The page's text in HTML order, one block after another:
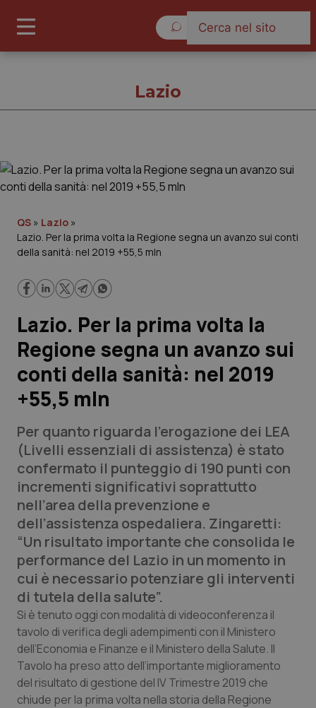
Governo e Parlamento
Regioni e Asl
Lavoro e Professioni
Scienza e Farmaci
Studi e Analisi
Lettere al direttore
Edizioni Regionali
QS Pro
Professionisti Sanitari.AI
Abruzzo
Basilicata
Calabria
Campania
QS Pro Gold
Artrite & artrosi
Asma & BPCO
Car-T
QS Club Newsletter
Lazio
QS » Lazio »
Lazio. Per la prima volta la Regione segna un avanzo sui conti
della sanità: nel 2019 +55,5 mln
Lazio. Per la prima volta la
Regione segna un avanzo sui
conti della sanità: nel 2019
+55,5 mln
Per quanto riguarda l’erogazione dei LEA
(Livelli essenziali di assistenza) è stato
confermato il punteggio di 190 punti con
incrementi significativi soprattutto
nell’area della prevenzione e
dell’assistenza ospedaliera. Zingaretti:
“Un risultato importante che consolida le
performance del Lazio in un momento in
cui è necessario potenziare gli interventi
di tutela della salute”.
Si è tenuto oggi con modalità di videoconferenza il
tavolo di verifica degli adempimenti con il Ministero
dell’Economia e Finanze e il Ministero della Salute. Il
Tavolo ha preso atto dell’importante miglioramento
del risultato di gestione del IV Trimestre 2019 che
chiude per la prima volta nella storia della Regione